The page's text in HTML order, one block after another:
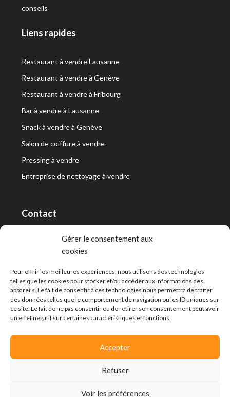
Gérer le consentement aux
cookies
Pour offrir les meilleures expériences, nous utilisons des technologies
telles que les cookies pour stocker et/ou accéder aux informations des
appareils. Le fait de consentir à ces technologies nous permettra de traiter
des données telles que le comportement de navigation ou les ID uniques sur
ce site. Le fait de ne pas consentir ou de retirer son consentement peut avoir
un effet négatif sur certaines caractéristiques et fonctions.
Accepter
Refuser
Voir les préférences
conseils
Liens rapides
Restaurant à vendre Lausanne
Restaurant à vendre à Genève
Restaurant à vendre à Fribourg
Bar à vendre à Lausanne
Snack à vendre à Genève
Salon de coiffure à vendre
Pressing à vendre
Entreprise de nettoyage à vendre
Contact
RT Capital First SA/Ltd
info@capitalfirst.ch